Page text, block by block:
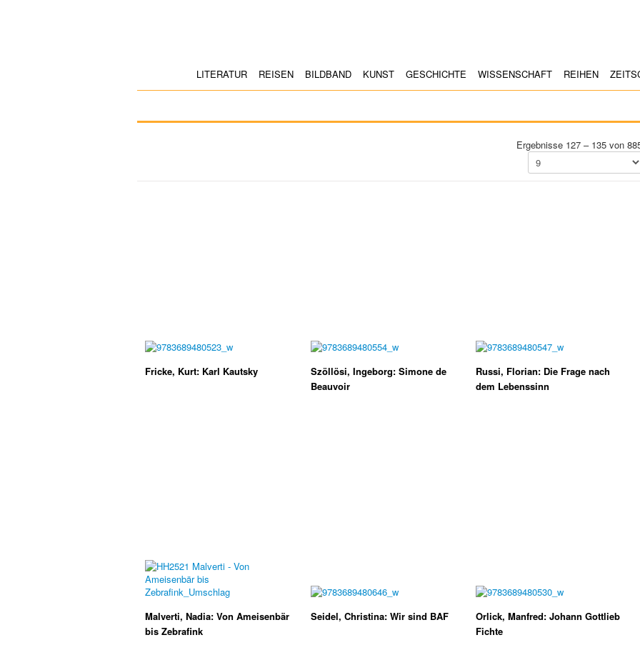
LITERATUR REISEN BILDBAND KUNST GESCHICHTE WISSENSCHAFT REIHEN
Ergebnisse 127 – 135 von
Fricke, Kurt: Karl Kautsky
Szöllösi, Ingeborg: Simone de
Beauvoir
Russi, Florian: Die Frage nach
dem Lebenssinn
Malverti, Nadia: Von Ameisenbär
bis Zebrafink
Seidel, Christina: Wir sind BAF
Orlick, Manfred: Johann Gottlieb
Fichte